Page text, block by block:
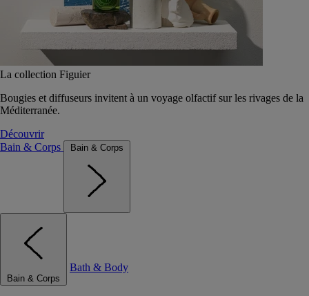
La collection Figuier
Bougies et diffuseurs invitent à un voyage olfactif sur les rivages de la
Méditerranée.
Découvrir
Bain & Corps
Bain & Corps
Bain & Corps
Bath & Body